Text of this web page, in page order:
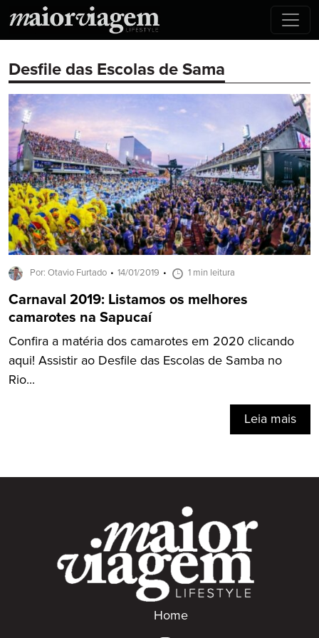
Desfile das Escolas de Sama
Por: Otavio Furtado 14/01/2019 1 min leitura
Carnaval 2019: Listamos os melhores
camarotes na Sapucaí
Confira a matéria dos camarotes em 2020 clicando
aqui! Assistir ao Desfile das Escolas de Samba no
Rio...
Leia mais
Home